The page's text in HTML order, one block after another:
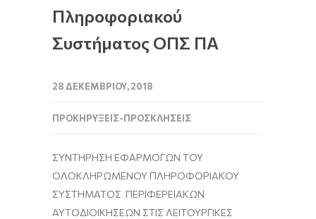
Πληροφοριακού
Συστήματος ΟΠΣ ΠΑ
28 ΔΕΚΕΜΒΡΊΟΥ, 2018
ΠΡΟΚΗΡΎΞΕΙΣ-ΠΡΟΣΚΛΉΣΕΙΣ
ΣΥΝΤΗΡΗΣΗ ΕΦΑΡΜΟΓΩΝ ΤΟΥ
ΟΛΟΚΛΗΡΩΜΕΝΟΥ ΠΛΗΡΟΦΟΡΙΑΚΟΥ
ΣΥΣΤΗΜΑΤΟΣ ΠΕΡΙΦΕΡΕΙΑΚΩΝ
ΑΥΤΟΔΙΟΙΚΗΣΕΩΝ ΣΤΙΣ ΛΕΙΤΟΥΡΓΙΚΕΣ